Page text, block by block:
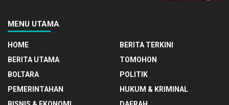
MENU UTAMA
HOME
BERITA TERKINI
BERITA UTAMA
TOMOHON
BOLTARA
POLITIK
PEMERINTAHAN
HUKUM & KRIMINAL